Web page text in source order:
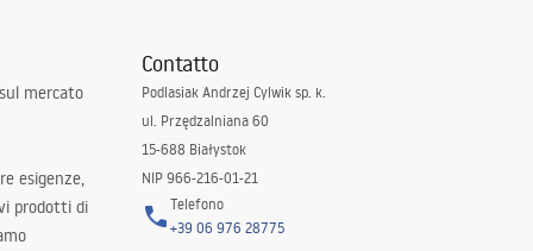
mercato
esigenze,
prodotti di
Contatto
Podlasiak Andrzej Cylwik sp. k.
ul. Przędzalniana 60
15-688 Białystok
NIP 966-216-01-21
Telefono
+39 06 976 28775